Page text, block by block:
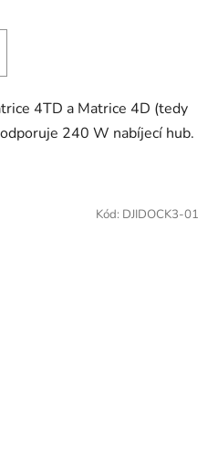
4TD a Matrice 4D (tedy
240 W nabíjecí hub.
Kód: DJIDOCK3-01